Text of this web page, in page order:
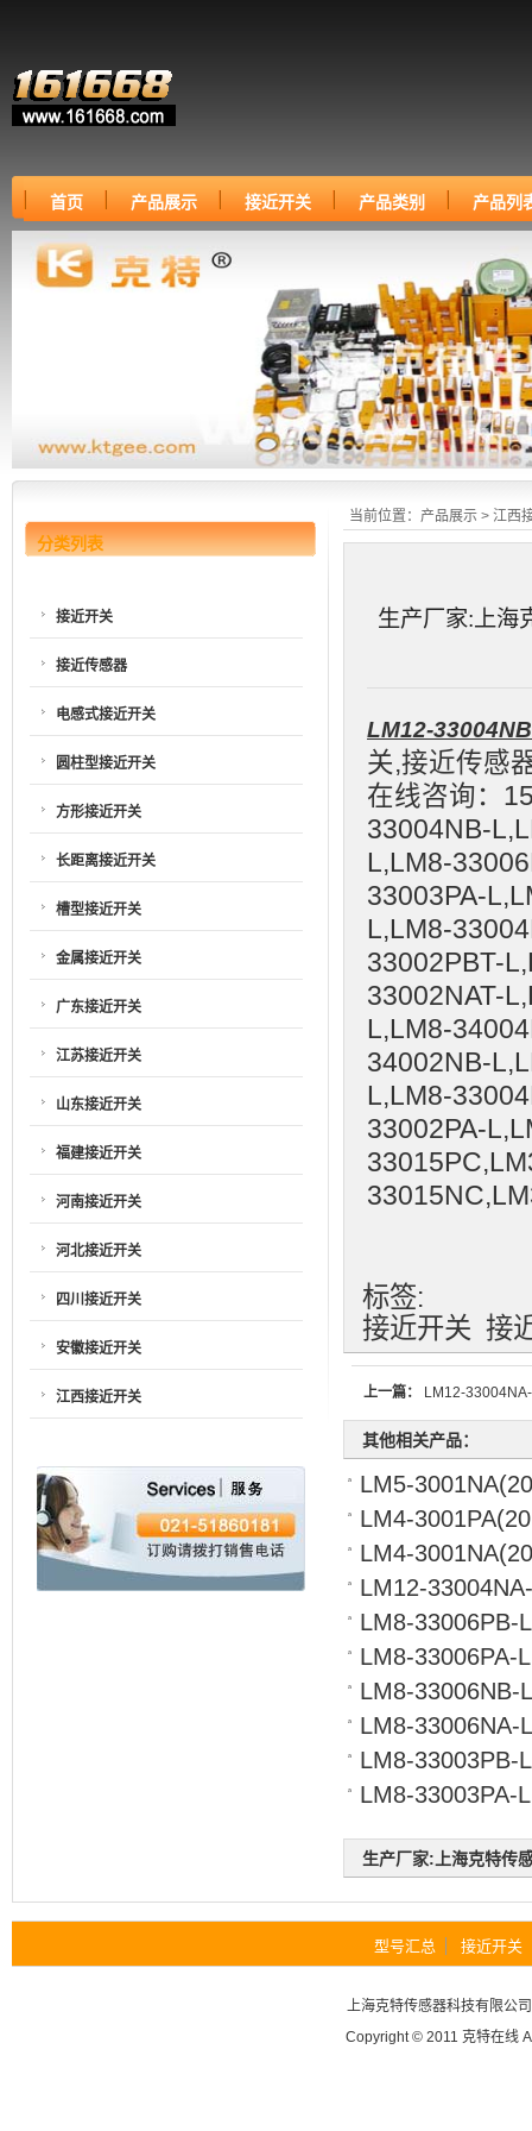
首页 产品展示 接近开关 产品类别 产品列
当前位置： 产品展示 > 江西
生产厂家:上海
LM12-
关,接近传感
在线咨询：
33004NB-
L,LM8-
33003PA-
L,LM8-
33002PBT-
33002NAT-
L,LM8-
34002NB-
L,LM8-
33002PA-
标签:
接近开关 接
上一篇： LM12-
其他相关产品：
LM5-3001NA
LM4-3001PA
LM4-3001NA
LM12-
LM8-33006PB-L
LM8-33006PA-L
LM8-33006NB-L
LM8-33006NA-L
LM8-33003PB-L
LM8-33003PA-L
生产厂家:上海克特传
分类列表
接近开关
接近传感器
电感式接近开关
圆柱型接近开关
方形接近开关
长距离接近开关
槽型接近开关
金属接近开关
广东接近开关
江苏接近开关
山东接近开关
福建接近开关
河南接近开关
河北接近开关
四川接近开关
安徽接近开关
江西接近开关
型号汇总 接近开关
上海克特传感器科技有限公
Copyright © 2011 克特在线